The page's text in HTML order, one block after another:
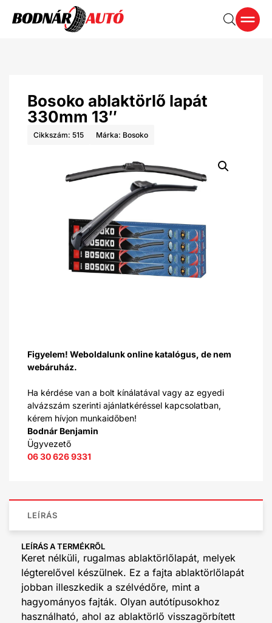
Bosoko ablaktörlő lapát
330mm 13″
Cikkszám: 515 Márka: Bosoko
Figyelem! Weboldalunk online katalógus, de nem
webáruház.
Ha kérdése van a bolt kínálatával vagy az egyedi
alvázszám szerinti ajánlatkéréssel kapcsolatban,
kérem hívjon munkaidőben!
Bodnár Benjamin
Ügyvezető
06 30 626 9331
LEÍRÁS
LEÍRÁS A TERMÉKRŐL
Keret nélküli, rugalmas ablaktörlőlapát, melyek
légterelővel készülnek. Ez a fajta ablaktörlőlapát
jobban illeszkedik a szélvédőre, mint a
hagyományos fajták. Olyan autótípusokhoz
használható, ahol az ablaktörlő visszagörbített